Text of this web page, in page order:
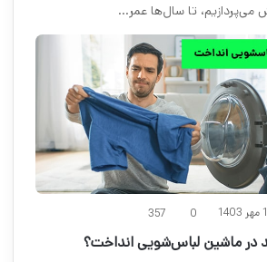
می‌پردازیم، تا سال‌ها عمر…
0
در ماشین لباس‌شویی انداخت؟